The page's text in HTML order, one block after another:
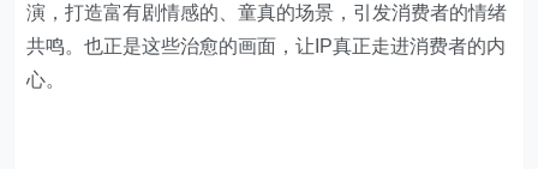
演，打造富有剧情感的、童真的场景，引发消费者的情绪
共鸣。也正是这些治愈的画面，让IP真正走进消费者的内
心。